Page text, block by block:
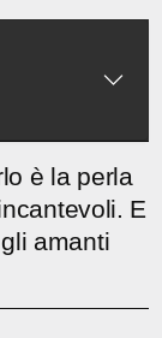
è la perla
E
amanti